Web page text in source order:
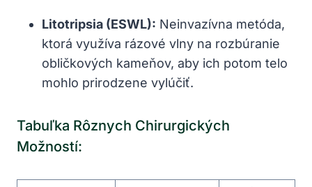
Litotripsia (ESWL): Neinvazívna metóda,
ktorá využíva rázové vlny na rozbúranie
obličkových kameňov, aby ich potom telo
mohlo prirodzene vylúčiť.
Tabuľka Rôznych Chirurgických
Možností: